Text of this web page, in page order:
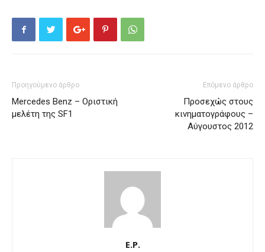
Προηγούμενο άρθρο
Mercedes Benz – Οριστική
μελέτη της SF1
Επόμενο άρθρο
Προσεχώς στους
κινηματογράφους –
Αύγουστος 2012
E.P.